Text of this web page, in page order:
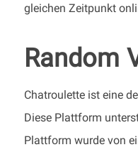
gleichen Zeitpunkt
Random
Chatroulette ist eine
Diese Plattform
Plattform wurde von